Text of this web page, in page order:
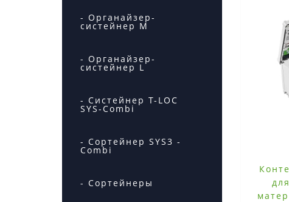
- Органайзер-
систейнер M
- Органайзер-
систейнер L
- Систейнер T-LOC
SYS-Combi
- Сортейнер SYS3 -
Combi
- Сортейнеры